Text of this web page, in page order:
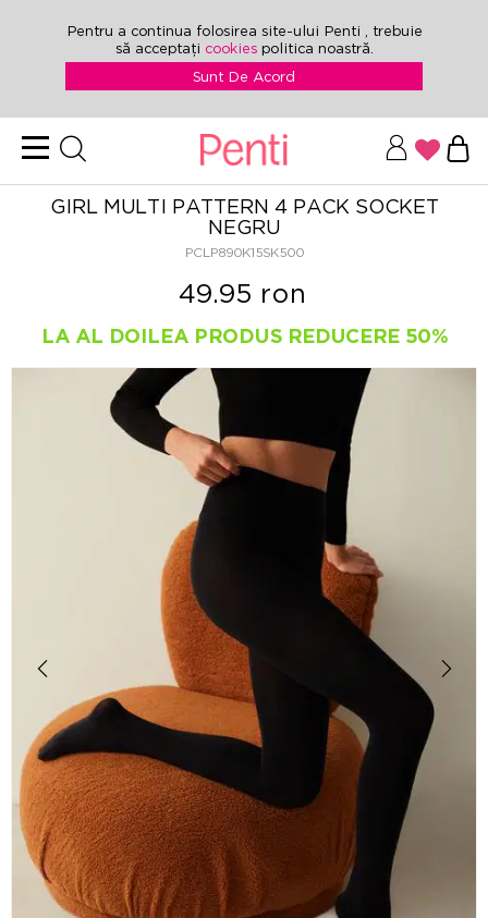
Pentru a continua folosirea site-ului Penti , trebuie
să acceptați cookies politica noastră.
Sunt De Acord
GIRL MULTI PATTERN 4 PACK SOCKET
NEGRU
PCLP890K15SK500
49.95 ron
LA AL DOILEA PRODUS REDUCERE 50%